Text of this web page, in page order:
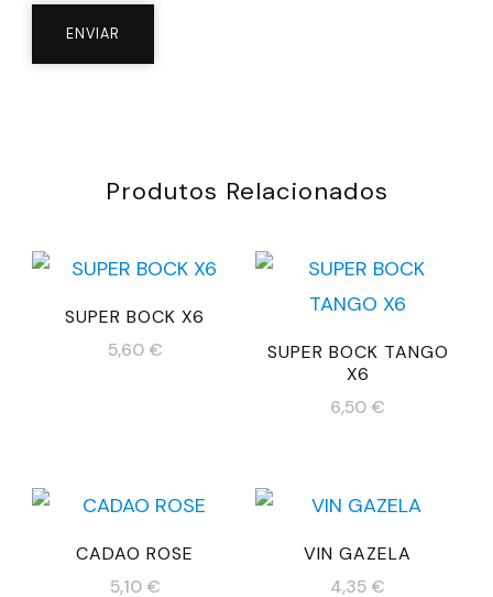
Produtos Relacionados
SUPER BOCK X6
5,60 €
SUPER BOCK TANGO
X6
6,50 €
CADAO ROSE
5,10 €
VIN GAZELA
4,35 €